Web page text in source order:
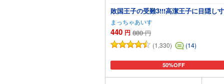
敗国王子の受難3!!!高潔王子に目隠し
まっちゃあいす
440 円 880 円
(1,330)
(14)
50%OFF
カートに追加